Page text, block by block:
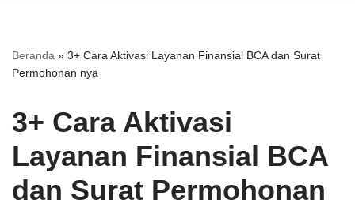
Beranda » 3+ Cara Aktivasi Layanan Finansial BCA dan Surat
Permohonan nya
3+ Cara Aktivasi
Layanan Finansial BCA
dan Surat Permohonan